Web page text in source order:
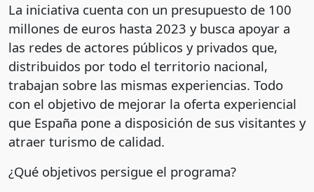
La iniciativa cuenta con un presupuesto de 100
millones de euros hasta 2023 y busca apoyar a
las redes de actores públicos y privados que,
distribuidos por todo el territorio nacional,
trabajan sobre las mismas experiencias. Todo
con el objetivo de mejorar la oferta experiencial
que España pone a disposición de sus visitantes y
atraer turismo de calidad.
¿Qué objetivos persigue el programa?